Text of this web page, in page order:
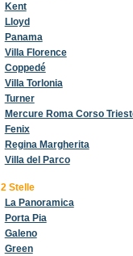
Kent
Lloyd
Panama
Villa Florence
Coppedé
Villa Torlonia
Turner
Mercure Roma Corso
Fenix
Regina Margherita
Villa del Parco
2 Stelle
La Panoramica
Porta Pia
Galeno
Green